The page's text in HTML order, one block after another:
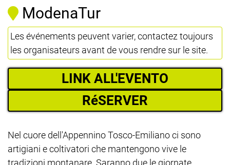
ModenaTur
Les événements peuvent varier, contactez toujours
les organisateurs avant de vous rendre sur le site.
LINK ALL'EVENTO
RéSERVER
Nel cuore dell'Appennino Tosco-Emiliano ci sono
artigiani e coltivatori che mantengono vive le
tradizioni montanare. Saranno due le giornate